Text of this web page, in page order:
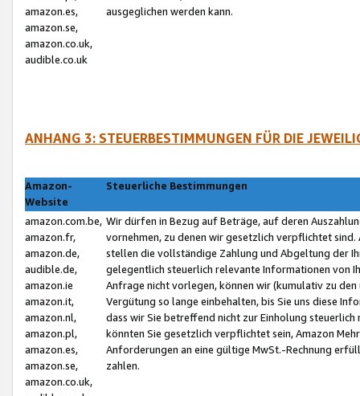
amazon.es,
amazon.se,
amazon.co.uk,
audible.co.uk
ausgeglichen werden kann.
ANHANG 3: STEUERBESTIMMUNGEN FÜR DIE
Amazon-
Website
Steuerliche Bestimmungen
amazon.com.be,
amazon.fr,
amazon.de,
audible.de,
amazon.ie
amazon.it,
amazon.nl,
amazon.pl,
amazon.es,
amazon.se,
amazon.co.uk,
Wir dürfen in Bezug auf Beträge, auf deren
vornehmen, zu denen wir gesetzlich verpflichtet
stellen die vollständige Zahlung und Abgeltung der
gelegentlich steuerlich relevante Informationen von
Anfrage nicht vorlegen, können wir (kumulativ zu
Vergütung so lange einbehalten, bis Sie uns diese
dass wir Sie betreffend nicht zur Einholung
könnten Sie gesetzlich verpflichtet sein, Amazon
Anforderungen an eine gültige MwSt.-Rechnung
zahlen.